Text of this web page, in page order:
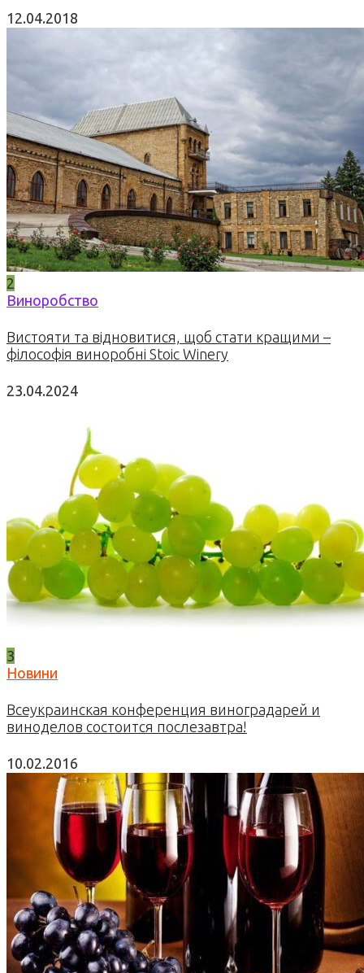
12.04.2018
2
Виноробство
Вистояти та відновитися, щоб стати кращими –
філософія виноробні Stoic Winery
23.04.2024
3
Новини
Всеукраинская конференция виноградарей и
виноделов состоится послезавтра!
10.02.2016